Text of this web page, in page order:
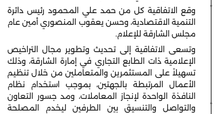
وقع الاتفاقية كل من حمد علي المحمود رئيس دائرة
التنمية الاقتصادية، وحسن يعقوب المنصوري أمين عام
مجلس الشارقة للإعلام.
وتسعى الاتفاقية إلى تحديث وتطوير مجال التراخيص
الإعلامية ذات الطابع التجاري في إمارة الشارقة، وذلك
تسهيلاً على المستثمرين والمتعاملين من خلال تنظيم
الأعمال المرتبطة بالجهتين، بموجب استخدام نظام
النافذة الواحدة لإنجاز المعاملات، ومد جسور التعاون
والتواصل والتنسيق بين الطرفين ليخدم المصلحة